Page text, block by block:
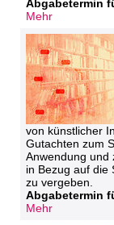
Abgabetermin
Mehr
von künstlicher
Gutachten zum
Anwendung und
in Bezug auf die
zu vergeben.
Abgabetermin
Mehr